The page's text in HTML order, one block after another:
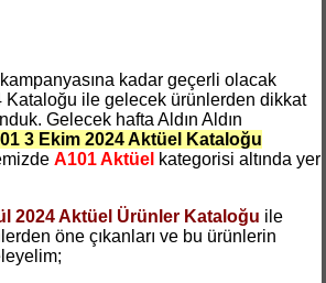
kampanyasına kadar geçerli olacak
Kataloğu ile gelecek ürünlerden dikkat
Gelecek hafta Aldın Aldın
3 Ekim 2024 Aktüel Kataloğu
A101 Aktüel kategorisi altında yer
2024 Aktüel Ürünler Kataloğu ile
öne çıkanları ve bu ürünlerin